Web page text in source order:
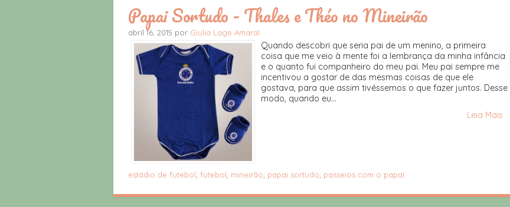
Papai Sortudo - Thales e Théo no Mineirão
abril 16, 2015 por Giulia Lage Amaral
Quando descobri que seria pai de um menino, a primeira
coisa que me veio à mente foi a lembrança da minha infância
e o quanto fui companheiro do meu pai. Meu pai sempre me
incentivou a gostar de das mesmas coisas de que ele
gostava, para que assim tivéssemos o que fazer juntos. Desse
modo, quando eu...
Leia Mais
estádio de futebol futebol mineirão papai sortudo passeios com o papai